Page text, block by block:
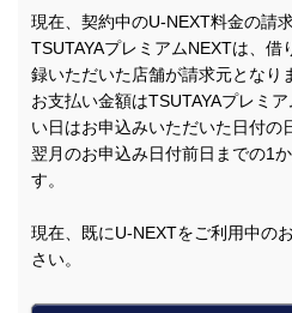
現在、契約中のU-NEXT料金の請
TSUTAYAプレミアムNEXTは、借
録いただいた店舗が請求元となり
お支払い金額はTSUTAYAプレミ
い日はお申込みいただいた日付の
翌月のお申込み日付前日までの1
す。
現在、既にU-NEXTをご利用中の
さい。